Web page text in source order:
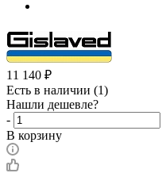
11 140 ₽
Есть в наличии (1)
Нашли дешевле?
-
В корзину